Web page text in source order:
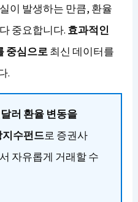
이 발생하는 만큼, 환율
중요합니다. 효과적인
중심으로최신 데이터를
.
러 환율 변동을
수펀드로 증권사
자유롭게 거래할 수